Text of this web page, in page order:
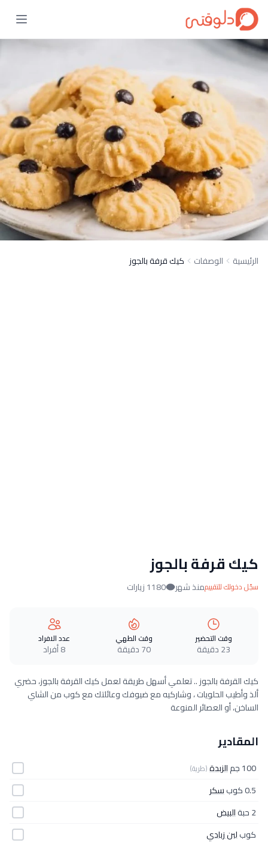
الرئيسية الوصفات كيك قرفة بالجوز
كيك قرفة بالجوز
سجّل دخولك للتقييممنذ شهر 1180 زيارات
وقت التحضير
23 دقيقة
وقت الطهي
70 دقيقة
عدد الافراد
8 أفراد
كيك القرفة بالجوز .. تعلمي أسهل طريقة لعمل كيك القرفة بالجوز، حضري
ألذ وأطيب الحلويات ، وشاركيه مع ضيوفك وعائلتك مع كوب من الشاي
الساخن، أو العصائر المنوعة
المقادير
100 جم الزبدة(طرية)
0.5 كوب
سكر
2 حبة
البيض
كوبلبن زبادي